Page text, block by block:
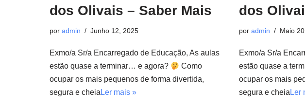
dos Olivais – Saber Mais
por admin Junho 12, 2025
Exmo/a Sr/a Encarregado de Educação, As aulas
estão quase a terminar… e agora?
Como
ocupar os mais pequenos de forma divertida,
segura e cheia Ler mais »
dos
por admin Maio
Exmo/a Sr/a
estão quase a
ocupar os mais
segura e cheia Ler